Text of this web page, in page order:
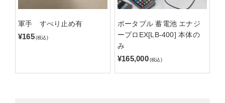
軍手 すべり止め有
¥165 (税込)
ポータブル 蓄電池 エナジ
ープロEX[LB-400] 本体の
み
¥165,000 (税込)